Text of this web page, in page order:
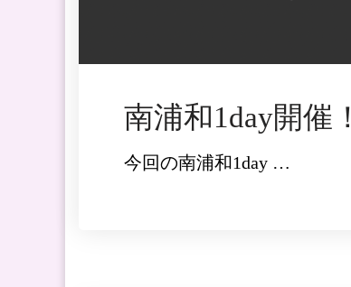
南浦和1day開催！
今回の南浦和1day …